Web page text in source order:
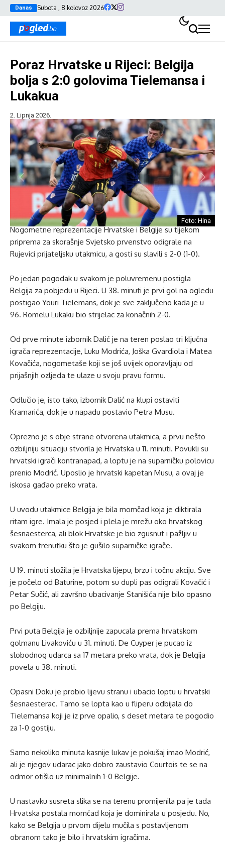
Danas Subota , 8 kolovoz 2026
Poraz Hrvatske u Rijeci: Belgija
bolja s 2:0 golovima Tielemansa i
Lukakua
2. Lipnja 2026.
Foto: Hina
Nogometne reprezentacije Hrvatske i Belgije su tijekom
priprema za skorašnje Svjetsko prvenstvo odigrale na
Rujevici prijateljsku utakmicu, a gosti su slavili s 2-0 (1-0).
Po jedan pogodak u svakom je poluvremenu postigla
Belgija za pobjedu u Rijeci. U 38. minuti je prvi gol na ogledu
postigao Youri Tielemans, dok je sve zaključeno kada je u
96. Romelu Lukaku bio strijelac za konačnih 2-0.
Od prve minute izbornik Dalić je na teren poslao tri ključna
igrača reprezentacije, Luku Modrića, Joška Gvardiola i Matea
Kovačića, nogometaše koji se još uvijek oporavljaju od
prijašnjih ozljeda te ulaze u svoju pravu formu.
Odlučio je, isto tako, izbornik Dalić na klupi ostaviti
Kramarića, dok je u napadu postavio Petra Musu.
Oprezno je s obje strane otvorena utakmica, a prvu nešto
ozbiljniju situaciju stvorila je Hrvatska u 11. minuti. Povukli su
hrvatski igrači kontranapad, a loptu je na suparničku polovicu
prenio Modrić. Uposlio je hrvatski kapetan Musu, a ovaj je
iskosa gađao preko vrata.
U uvodu utakmice Belgija je bila momčad koja je diktirala
ritam igre. Imala je posjed i plela je mrežu oko hrvatskog
šesnaesterca, ali blok Hrvatske je bio zgusnut i pažljiv u
svakom trenutku što je gušilo suparničke igrače.
U 19. minuti složila je Hrvatska lijepu, brzu i točnu akciju. Sve
je počelo od Baturine, potom su dupli pas odigrali Kovačić i
Petar Sučić, ali završno ubacivanje Stanišića nije bilo opasno
po Belgiju.
Prvi puta Belgija je ozbiljnije zapucala prema hrvatskom
golmanu Livakoviću u 31. minuti. De Cuyper je pucao iz
slobodnog udarca sa 17 metara preko vrata, dok je Belgija
povela u 38. minuti.
Opasni Doku je probio lijevu stranu i ubacio loptu u hrvatski
šesnaesterac. Tamo se lopta kao u fliperu odbijala do
Tielemansa koji je iz prve opalio, s deset metara te pogodio
za 1-0 gostiju.
Samo nekoliko minuta kasnije lukav je pokušaj imao Modrić,
ali je njegov udarac jako dobro zaustavio Courtois te se na
odmor otišlo uz minimalnih 1-0 Belgije.
U nastavku susreta slika se na terenu promijenila pa je tada
Hrvatska postala momčad koja je dominirala u posjedu. No,
kako se Belgija u prvom dijelu mučila s postavljenom
obranom tako je bilo i hrvatskim igračima.